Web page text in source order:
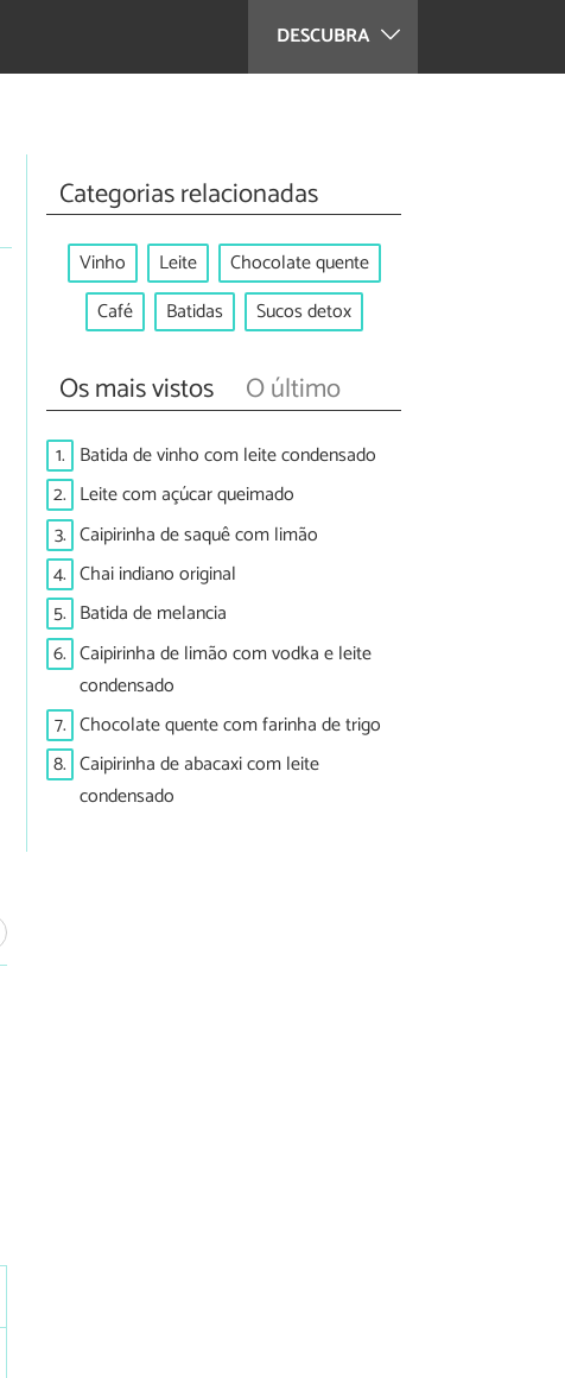
DESCUBRA
Categorias relacionadas
Vinho Leite
Chocolate quente
Café
Batidas Sucos detox
Os mais vistos O último
1. Batida de vinho com leite condensado
2. Leite com açúcar queimado
3. Caipirinha de saquê com limão
4. Chai indiano original
5. Batida de melancia
6. Caipirinha de limão com vodka e leite
condensado
7. Chocolate quente com farinha de trigo
8. Caipirinha de abacaxi com leite
condensado